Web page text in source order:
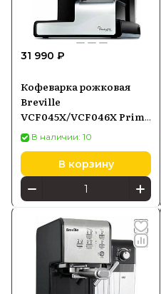
31 990 ₽
Кофеварка рожковая
Breville
VCF045X/VCF046X Prima
Latte, серебристый
В наличии: 10
В корзину